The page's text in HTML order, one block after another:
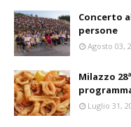
Concerto
persone
Agosto 03,
Milazzo
Luglio 31,